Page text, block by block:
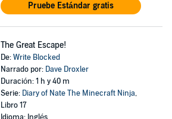
Pruebe Estándar gratis
The Great Escape!
De:Write Blocked
Narrado por: Dave Droxler
Duración: 1 h y 40 m
Serie: Diary of Nate The Minecraft Ninja,
Libro 17